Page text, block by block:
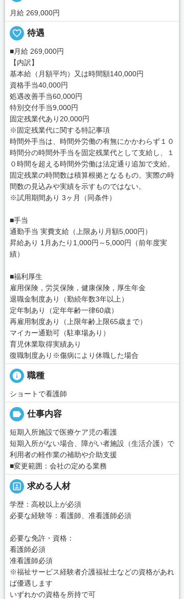
月給 269,000円
favorite_border 待遇
■月給 269,000円
【内訳】
基本給（月額平均）又は時間額140,000円
資格手当40,000円
処遇改善手当60,000円
特別交付手当9,000円
固定残業代あり20,000円
※固定残業代に関する特記事項
時間外手当は、時間外労働の有無にかかわらず１０
時間分の時間外手当を固定残業代として支給し、１
０時間を超える時間外労働は法定通り追加で支給。
固定残業の時間数は積算根拠となるもの。実際の時
間数の見込みや実績を示すものではない。
※試用期間あり 3ヶ月（同条件）
■手当
通勤手当 実費支給（上限あり月額5,000円）
昇給あり 1月あたり1,000円～5,000円（前年度実
績）
■福利厚生
雇用保険，労災保険，健康保険，厚生年金
退職金制度あり（勤続年数3年以上）
定年制あり（定年年齢一律60歳）
再雇用制度あり（上限年齢上限65歳まで）
マイカー通勤可（駐車場あり）
育児休業取得実績あり
復職制度あり※傷病により休職した場合
info 職種
ショートで看護師
label 仕事内容
短期入所施設で医療ケア児の看護
短期入所がない場合、障がい者施設（生活介護）で
利用者の軽作業の補助や介助支援
■変更範囲：会社の定める業務
portrait 求める人材
学歴：高校以上が必須
必要な経験等：看護師、准看護師必須
必要な免許・資格：
看護師必須
准看護師必須
※福祉サービス経験者介護福祉士などの資格があれ
ば優遇します
いずれかの資格を所持で可